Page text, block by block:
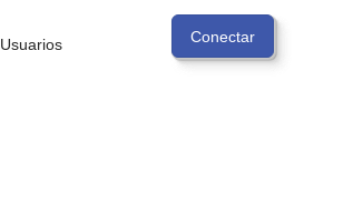
Usuarios